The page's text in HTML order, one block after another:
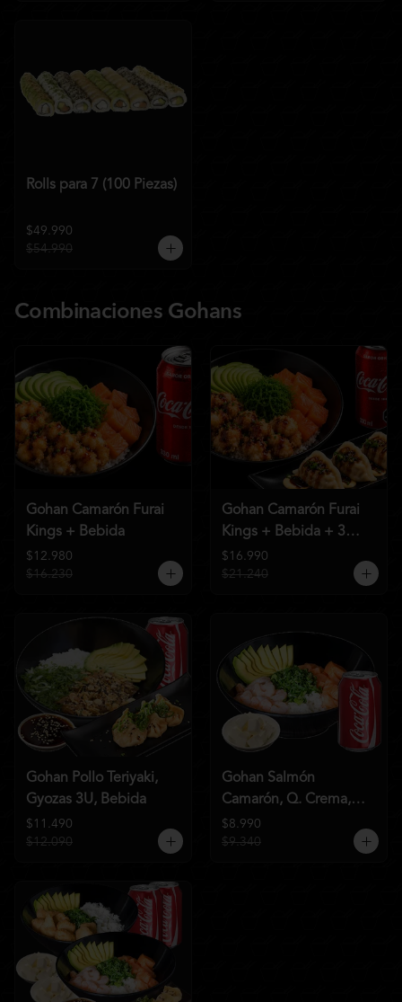
Rolls para 7 (100 Piezas)
$49.990
$54.990
Combinaciones Gohans
Gohan Camarón Furai
Kings + Bebida
$12.980
$16.230
Gohan Camarón Furai
Kings + Bebida + 3
Unid de Gyozas Nikkei
$16.990
$21.240
Gohan Pollo Teriyaki,
Gyozas 3U, Bebida
$11.490
$12.090
Gohan Salmón
Camarón, Q. Crema,
Bebida
$8.990
$9.340